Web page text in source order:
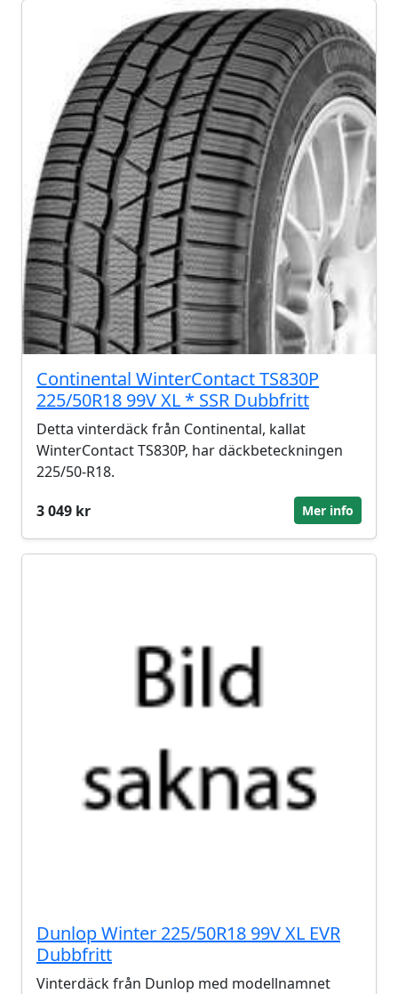
Continental WinterContact TS830P
225/50R18 99V XL * SSR Dubbfritt
Detta vinterdäck från Continental, kallat
WinterContact TS830P, har däckbeteckningen
225/50-R18.
3 049 kr
Mer info
Dunlop Winter 225/50R18 99V XL EVR
Dubbfritt
Vinterdäck från Dunlop med modellnamnet